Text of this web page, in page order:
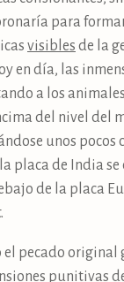
para
visibles de la
en día, las
a los
del nivel del
unos pocos
placa de India se
de la placa
el pecado original
punitivas